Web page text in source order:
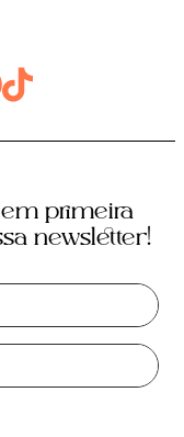
primeira
newsletter!